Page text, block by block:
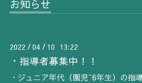
お知らせ
2022 /04 / 10 13:22
・指導者募集中！！
・ジュニア年代（園児~6年生）の指